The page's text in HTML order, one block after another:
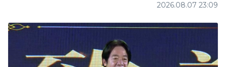
2026.08.07 23:09